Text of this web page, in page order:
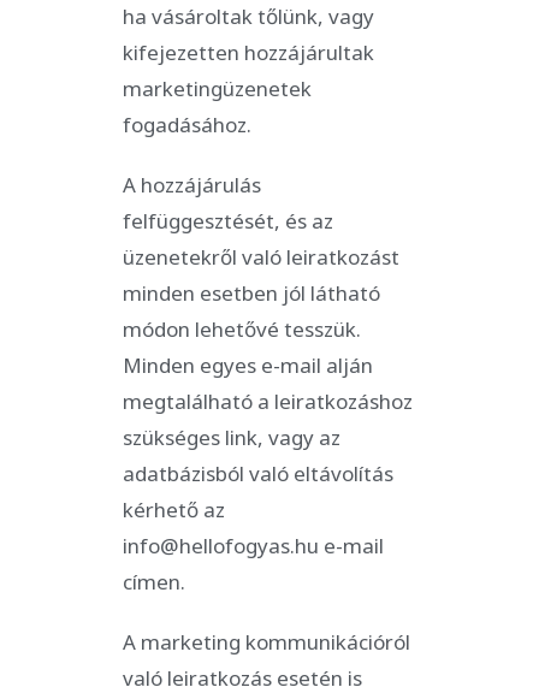
ha vásároltak tőlünk, vagy
kifejezetten hozzájárultak
marketingüzenetek
fogadásához.
A hozzájárulás
felfüggesztését, és az
üzenetekről való leiratkozást
minden esetben jól látható
módon lehetővé tesszük.
Minden egyes e-mail alján
megtalálható a leiratkozáshoz
szükséges link, vagy az
adatbázisból való eltávolítás
kérhető az
info@hellofogyas.hu e-mail
címen.
A marketing kommunikációról
való leiratkozás esetén is